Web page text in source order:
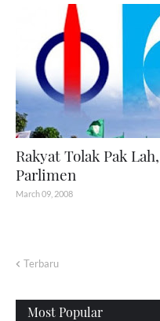
Rakyat Tolak Pak
Parlimen
March 09, 2008
Terbaru
Most Popular